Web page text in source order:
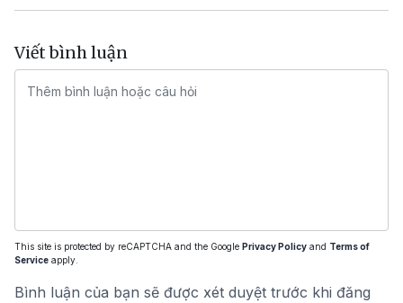
Viết bình luận
This site is protected by reCAPTCHA and the Google Privacy Policy and Terms of
Service apply.
Bình luận của bạn sẽ được xét duyệt trước khi đăng